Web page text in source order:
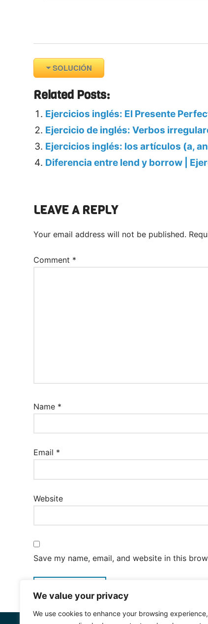
We value your privacy
We use cookies to enhance your browsing experience,
SOLUCIÓN
Related Posts:
Ejercicios inglés: El Presente
Ejercicio de inglés: Verbos
Ejercicios inglés: los artículos (a,
Diferencia entre lend y borrow |
LEAVE A REPLY
Your email address will not be published.
Comment *
Name *
Email *
Website
Save my name, email, and website in this